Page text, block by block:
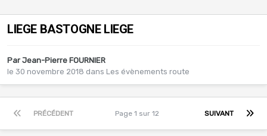
LIEGE BASTOGNE LIEGE
Par Jean-Pierre FOURNIER
le 30 novembre 2018 dans Les évènements route
PRÉCÉDENT SUIVANT
Page 1 sur 12